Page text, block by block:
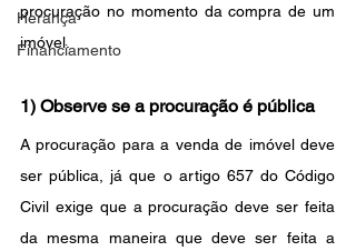
Herança
Financiamento
procuração no momento da compra de um
imóvel.
1) Observe se a procuração é pública
A procuração para a venda de imóvel deve
ser pública, já que o artigo 657 do Código
Civil exige que a procuração deve ser feita
da mesma maneira que deve ser feita a